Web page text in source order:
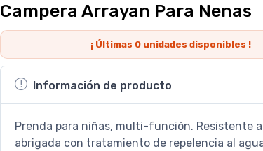
Campera Arrayan Para Nenas
¡ Últimas 0 unidades disponibles !
Información de producto
Prenda para niñas, multi-función. Resistente
abrigada con tratamiento de repelencia al